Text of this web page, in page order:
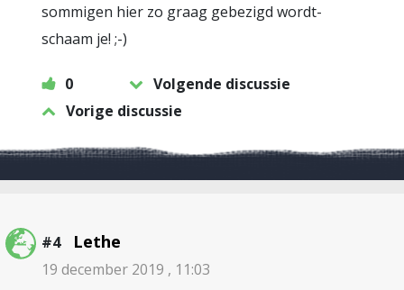
sommigen hier zo graag gebezigd wordt-
schaam je! ;-)
0
Volgende discussie
Vorige discussie
#4 Lethe
19 december 2019 , 11:03